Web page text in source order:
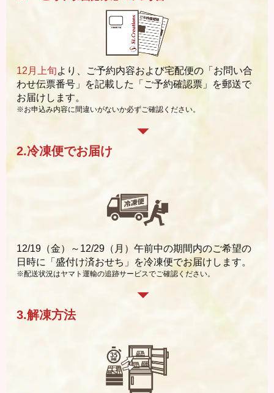
12月上旬より、ご予約内容および宅配便の「お問い合
わせ伝票番号」を記載した「ご予約確認票」を郵送で
お届けします。
※お申込み内容に間違いがないか必ずご確認ください。
2.冷凍便でお届け
12/19（金）～12/29（月）午前中の期間内のご希望の
日時に「盛付け済おせち」を冷凍便でお届けします。
※配送状況はヤマト運輸の追跡サービスでご確認ください。
3.解凍方法